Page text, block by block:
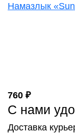
Намазлык
760 ₽
С нами
Доставка